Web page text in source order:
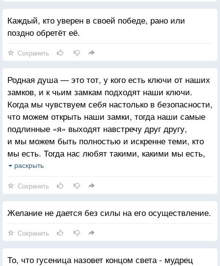
Каждый, кто уверен в своей победе, рано или
поздно обретёт её.
Сохранить
Родная душа — это тот, у кого есть ключи от наших
замков, и к чьим замкам подходят наши ключи.
Когда мы чувствуем себя настолько в безопасности,
что можем открыть наши замки, тогда наши самые
подлинные «я» выходят навстречу друг другу,
и мы можем быть полностью и искренне теми, кто
мы есть. Тогда нас любят такими, какими мы есть,
а не такими, какими мы стараемся быть. Каждый
на все то, что заставляет нас страдать, с этим
человеком мы чувствуем благополучие как в раю.
Родная душа — это тот, кто разделяет наши
направление движения. Если мы вдвоем подобно
воздушным шарикам движемся вверх, очень велика
вероятность того, что мы нашли друг в друге
раскрыть
Сохранить
Желание не дается без силы на его осуществление.
Сохранить
То, что гусеница назовет концом света - мудрец